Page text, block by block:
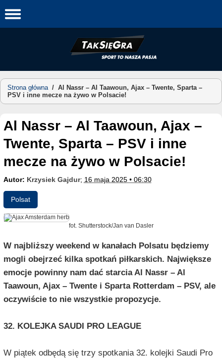
to
Strona główna/ Al Nassr – Al Taawoun, Ajax – Twente, Sparta –
PSV i inne mecze na żywo w Polsacie!
Al Nassr – Al Taawoun, Ajax –
Twente, Sparta – PSV i inne
mecze na żywo w Polsacie!
Autor: Krzysiek Gajdur; 16 maja 2025 • 06:30
Polsat
fot. Shutterstock/Jan van Dasler
W najbliższy weekend w kanałach Polsatu będziemy
mogli obejrzeć kilka spotkań piłkarskich. Największe
emocje powinny nam dać starcia Al Nassr – Al
Taawoun, Ajax – Twente i Sparta Rotterdam – PSV, ale
oczywiście to nie wszystkie propozycje.
32. KOLEJKA SAUDI PRO LEAGUE
W piątek odbędą się trzy spotkania 32. kolejki Saudi Pro